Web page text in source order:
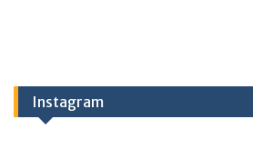
Instagram